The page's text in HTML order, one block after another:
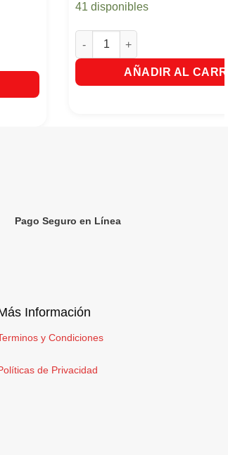
Alegria Floral cantidad
41 disponibles
Glade Auto Sport Repuesto
AÑADIR AL
Pago Seguro en Línea
Información
y Condiciones
de Privacidad